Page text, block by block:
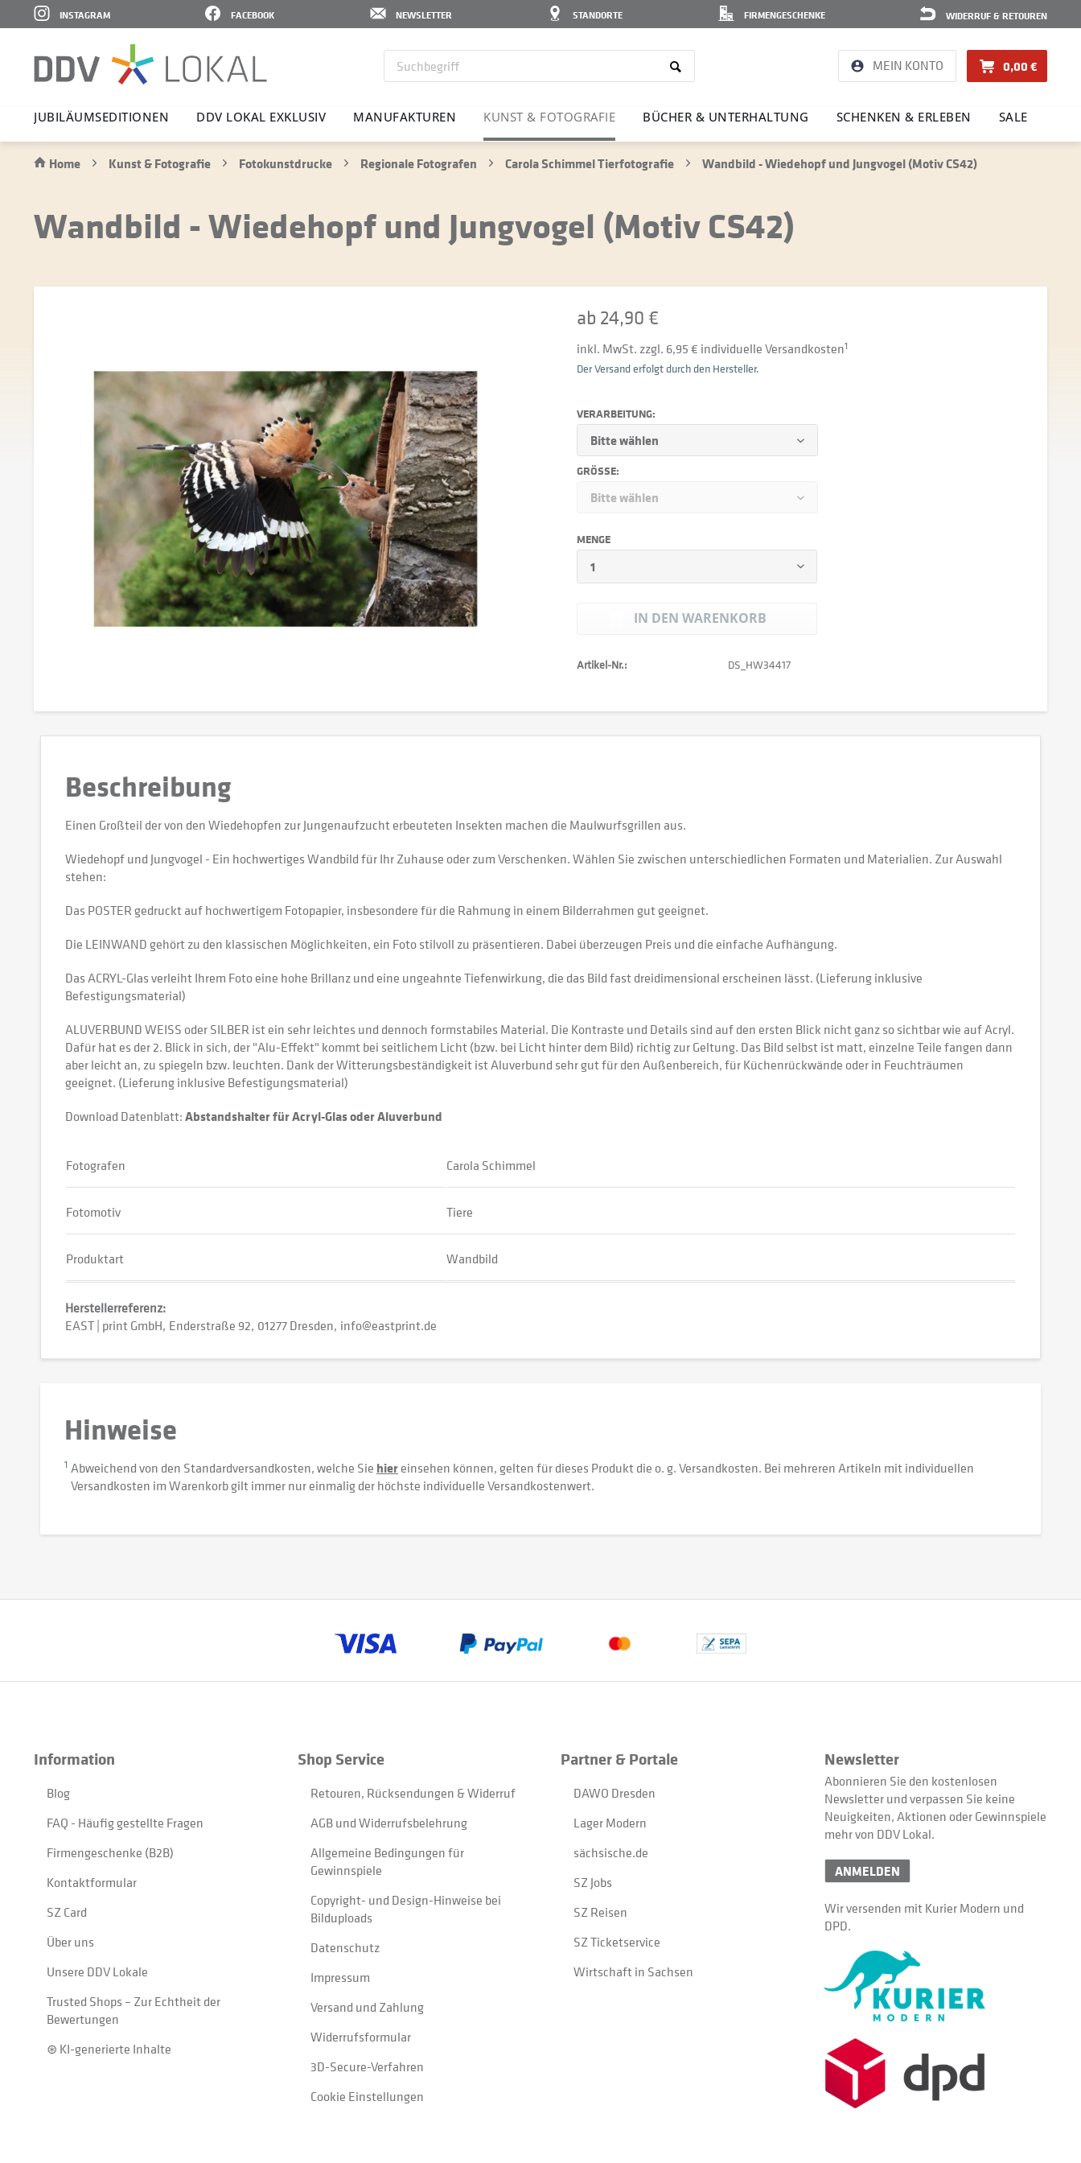
WIDERRUF & RETOUREN
FIRMENGESCHENKE
STANDORTE
NEWSLETTER
FACEBOOK
INSTAGRAM
MEIN KONTO 0,00 €
JUBI­LÄ­UMS­E­DI­TIONEN DDV LOKAL EXKLUSIV MANU­FAK­TUREN KUNST & FOTO­GRAFIE BÜCHER & UNTER­HAL­TUNG SCHENKEN & ERLEBEN SALE
Home Kunst & Fotografie Fotokunstdrucke Regionale Fotografen Carola Schimmel Tierfotografie Wandbild - Wiedehopf und Jungvogel (Motiv CS42)
Wandbild - Wiedehopf und Jungvogel (Motiv CS42)
ab 24,90 €
inkl. MwSt. zzgl. 6,95 € individuelle Versandkosten1
Der Versand erfolgt durch den Hersteller.
VERARBEITUNG:
GRÖSSE:
MENGE
IN DEN WARENKORB
Artikel-Nr.: DS_HW34417
Beschreibung
Einen Großteil der von den Wiedehopfen zur Jungenaufzucht erbeuteten Insekten machen die Maulwurfsgrillen aus.
Wiedehopf und Jungvogel - Ein hochwertiges Wandbild für Ihr Zuhause oder zum Verschenken. Wählen Sie zwischen unterschiedlichen Formaten und Materialien. Zur Auswahl
stehen:
Das POSTER gedruckt auf hochwertigem Fotopapier, insbesondere für die Rahmung in einem Bilderrahmen gut geeignet.
Die LEINWAND gehört zu den klassischen Möglichkeiten, ein Foto stilvoll zu präsentieren. Dabei überzeugen Preis und die einfache Aufhängung.
Das ACRYL-Glas verleiht Ihrem Foto eine hohe Brillanz und eine ungeahnte Tiefenwirkung, die das Bild fast dreidimensional erscheinen lässt. (Lieferung inklusive
Befestigungsmaterial)
ALUVERBUND WEISS oder SILBER ist ein sehr leichtes und dennoch formstabiles Material. Die Kontraste und Details sind auf den ersten Blick nicht ganz so sichtbar wie auf Acryl.
Dafür hat es der 2. Blick in sich, der "Alu-Effekt" kommt bei seitlichem Licht (bzw. bei Licht hinter dem Bild) richtig zur Geltung. Das Bild selbst ist matt, einzelne Teile fangen dann
aber leicht an, zu spiegeln bzw. leuchten. Dank der Witterungsbeständigkeit ist Aluverbund sehr gut für den Außenbereich, für Küchenrückwände oder in Feuchträumen
geeignet. (Lieferung inklusive Befestigungsmaterial)
Download Datenblatt:Abstandshalter für Acryl-Glas oder Aluverbund
Fotografen Carola Schimmel
Fotomotiv Tiere
Produktart Wandbild
Herstellerreferenz:
EAST | print GmbH Enderstraße 92 01277 Dresden info@eastprint.de
Hinweise
1 Abweichend von den Standardversandkosten, welche Sie hiereinsehen können, gelten für dieses Produkt die o. g. Versandkosten. Bei mehreren Artikeln mit individuellen
Versandkosten im Warenkorb gilt immer nur einmalig der höchste individuelle Versandkostenwert.
Information
Blog
FAQ - Häufig gestellte Fragen
Firmengeschenke (B2B)
Kontaktformular
SZ Card
Über uns
Unsere DDV Lokale
Trusted Shops – Zur Echtheit der
Bewertungen
⊛ KI-generierte Inhalte
Shop Service
Retouren, Rücksendungen & Widerruf
AGB und Widerrufsbelehrung
Allgemeine Bedingungen für
Gewinnspiele
Copyright- und Design-Hinweise bei
Bilduploads
Datenschutz
Impressum
Versand und Zahlung
Widerrufsformular
3D-Secure-Verfahren
Cookie Einstellungen
Partner & Portale
DAWO Dresden
Lager Modern
sächsische.de
SZ Jobs
SZ Reisen
SZ Ticketservice
Wirtschaft in Sachsen
Newsletter
Abonnieren Sie den kostenlosen
Newsletter und verpassen Sie keine
Neuigkeiten, Aktionen oder Gewinnspiele
mehr von DDV Lokal.
ANMELDEN
Wir versenden mit Kurier Modern und
DPD.